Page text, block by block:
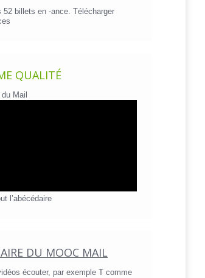
52 billets en -ance. Télécharger
QUALITÉ
Mail
l’abécédaire
DU MOOC MAIL
écouter, par exemple T comme